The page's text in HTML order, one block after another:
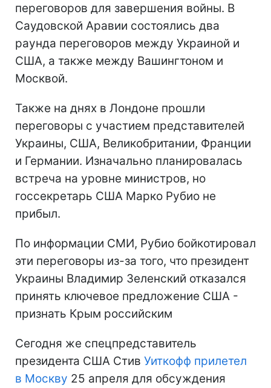
переговоров для завершения войны. В
Саудовской Аравии состоялись два
раунда переговоров между Украиной и
США, а также между Вашингтоном и
Москвой.
Также на днях в Лондоне прошли
переговоры с участием представителей
Украины, США, Великобритании, Франции
и Германии. Изначально планировалась
встреча на уровне министров, но
госсекретарь США Марко Рубио не
прибыл.
По информации СМИ, Рубио бойкотировал
эти переговоры из-за того, что президент
Украины Владимир Зеленский отказался
принять ключевое предложение США -
признать Крым российским
Сегодня же спецпредставитель
президента США Стив Уиткофф прилетел
в Москву 25 апреля для обсуждения